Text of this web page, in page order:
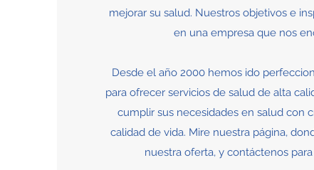
mejorar su salud. Nuestros objetivos e
en una empresa que nos
Desde el año 2000 hemos ido
para ofrecer servicios de salud de alta
cumplir sus necesidades en salud con
calidad de vida. Mire nuestra página,
nuestra oferta, y contáctenos